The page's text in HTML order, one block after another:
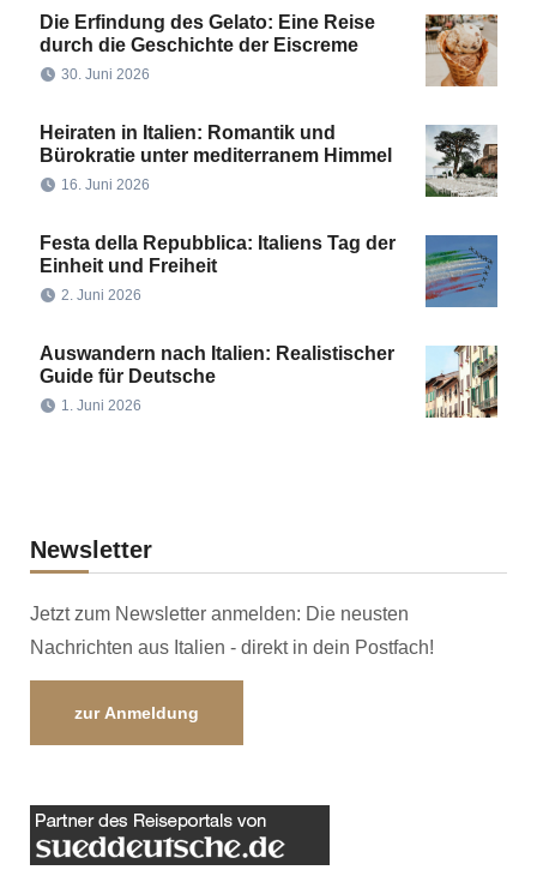
Die Erfindung des Gelato: Eine Reise
durch die Geschichte der Eiscreme
30. Juni 2026
Heiraten in Italien: Romantik und
Bürokratie unter mediterranem Himmel
16. Juni 2026
Festa della Repubblica: Italiens Tag der
Einheit und Freiheit
2. Juni 2026
Auswandern nach Italien: Realistischer
Guide für Deutsche
1. Juni 2026
Newsletter
Jetzt zum Newsletter anmelden: Die neusten
Nachrichten aus Italien - direkt in dein Postfach!
zur Anmeldung